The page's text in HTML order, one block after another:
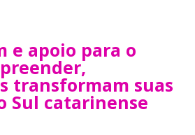
e apoio para o
transformam suas
Sul catarinense